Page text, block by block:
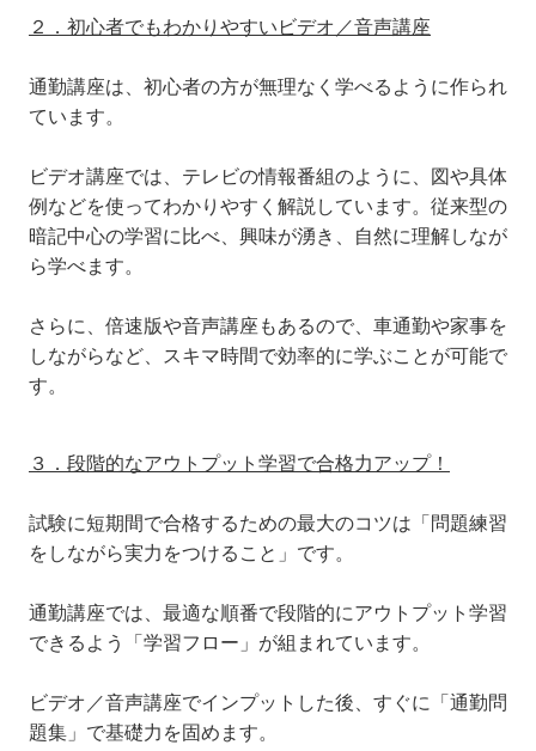
２．初心者でもわかりやすいビデオ／音声講座
通勤講座は、初心者の方が無理なく学べるように作られ
ています。
ビデオ講座では、テレビの情報番組のように、図や具体
例などを使ってわかりやすく解説しています。従来型の
暗記中心の学習に比べ、興味が湧き、自然に理解しなが
ら学べます。
さらに、倍速版や音声講座もあるので、車通勤や家事を
しながらなど、スキマ時間で効率的に学ぶことが可能で
す。
３．段階的なアウトプット学習で合格力アップ！
試験に短期間で合格するための最大のコツは「問題練習
をしながら実力をつけること」です。
通勤講座では、最適な順番で段階的にアウトプット学習
できるよう「学習フロー」が組まれています。
ビデオ／音声講座でインプットした後、すぐに「通勤問
題集」で基礎力を固めます。